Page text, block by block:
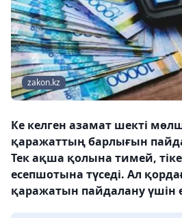
zakon.kz
Ке келген азамат шекті
қаражаттың барлығын
Тек ақша қолына тимей,
есепшотына түседі. Ал
қаражатын пайдалану үшін